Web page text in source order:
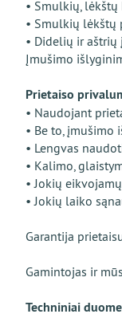
• Smulkių,
• Smulkių lėkštų
• Didelių ir
Įmušimo
Prietaiso
• Naudojant
• Be to,
• Lengvas
• Kalimo,
• Jokių
• Jokių laiko
Garantija
Gamintojas ir
Techniniai